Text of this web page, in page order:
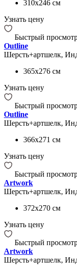
310x246 см
Узнать цену
Быстрый
Outline
Шерсть+артшелк,
365x276 см
Узнать цену
Быстрый
Outline
Шерсть+артшелк,
366x271 см
Узнать цену
Быстрый
Artwork
Шерсть+артшелк,
372x270 см
Узнать цену
Быстрый
Artwork
Шерсть+артшелк,